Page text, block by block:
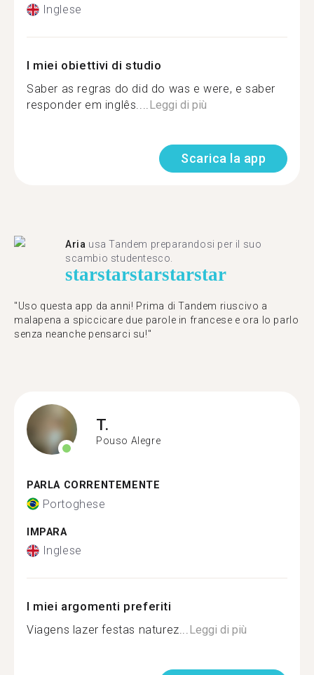
Inglese
I miei obiettivi di studio
Saber as regras do did do was e were, e saber
responder em inglês....Leggi di più
Scarica la app
Aria usa Tandem preparandosi per il suo
scambio studentesco.
starstarstarstarstar
"Uso questa app da anni! Prima di Tandem riuscivo a
malapena a spiccicare due parole in francese e ora lo parlo
senza neanche pensarci su!"
T.
Pouso Alegre
PARLA CORRENTEMENTE
Portoghese
IMPARA
Inglese
I miei argomenti preferiti
Viagens lazer festas naturez...Leggi di più